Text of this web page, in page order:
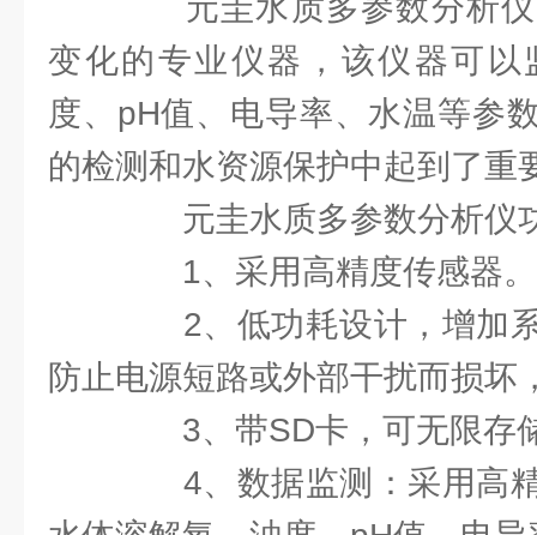
元圭水质多参数分析仪
变化的专业仪器，该仪器可以
度、pH值、电导率、水温等参
的检测和水资源保护中起到了重
元圭水质多参数分析仪
1、采用高精度传感器。
2、低功耗设计，增加系
防止电源短路或外部干扰而损坏
3、带SD卡，可无限存
4、数据监测：采用高精